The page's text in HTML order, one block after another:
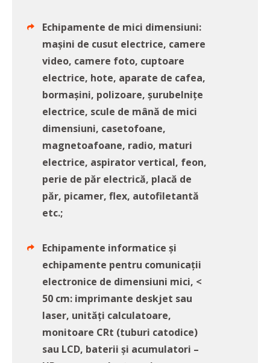
Echipamente de mici dimensiuni:
maşini de cusut electrice, camere
video, camere foto, cuptoare
electrice, hote, aparate de cafea,
bormaşini, polizoare, şurubelniţe
electrice, scule de mână de mici
dimensiuni, casetofoane,
magnetoafoane, radio, maturi
electrice, aspirator vertical, feon,
perie de păr electrică, placă de
păr, picamer, flex, autofiletantă
etc.;
Echipamente informatice şi
echipamente pentru comunicaţii
electronice de dimensiuni mici, <
50 cm: imprimante deskjet sau
laser, unităţi calculatoare,
monitoare CRt (tuburi catodice)
sau LCD, baterii şi acumulatori –